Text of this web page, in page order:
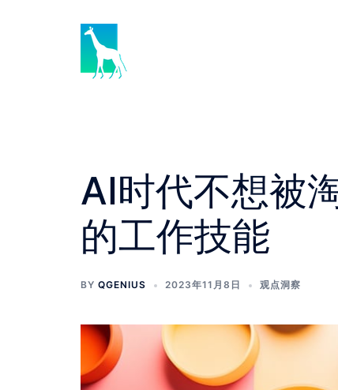
AI时代不想被
的工作技能
BY QGENIUS 2023年11月8日 观点洞察